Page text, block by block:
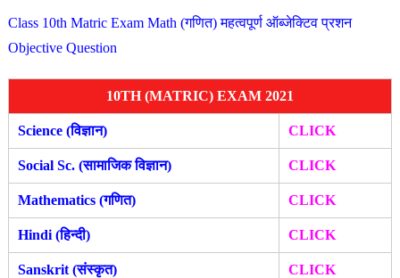
Class 10th Matric Exam Math (गणित) महत्वपूर्ण ऑब्जेक्टिव प्रशन
Objective Question
10TH (MATRIC) EXAM 2021
Science (विज्ञान) CLICK
Social Sc. (सामाजिक विज्ञान) CLICK
Mathematics (गणित) CLICK
Hindi (हिन्दी) CLICK
Sanskrit (संस्कृत) CLICK